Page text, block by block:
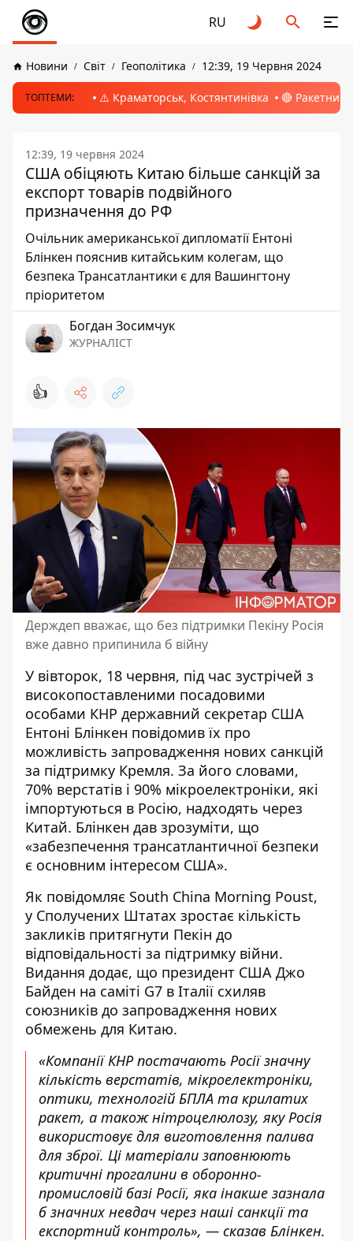
RU
Новини Світ Геополітика 12:39, 19 Червня 2024
ТОПТЕМИ: ⚠️ Краматорськ, Костянтинівка 🔴 Ракетний
12:39, 19 червня 2024
США обіцяють Китаю більше санкцій за
експорт товарів подвійного
призначення до РФ
Очільник американської дипломатії Ентоні
Блінкен пояснив китайським колегам, що
безпека Трансатлантики є для Вашингтону
пріоритетом
Богдан Зосимчук
ЖУРНАЛІСТ
👍
Держдеп вважає, що без підтримки Пекіну Росія
вже давно припинила б війну
У вівторок, 18 червня, під час зустрічей з
високопоставленими посадовими
особами КНР державний секретар США
Ентоні Блінкен повідомив їх про
можливість запровадження нових санкцій
за підтримку Кремля. За його словами,
70% верстатів і 90% мікроелектроніки, які
імпортуються в Росію, надходять через
Китай. Блінкен дав зрозуміти, що
«забезпечення трансатлантичної безпеки
є основним інтересом США».
Як повідомляє South China Morning Poust,
у Сполучених Штатах зростає кількість
закликів притягнути Пекін до
відповідальності за підтримку війни.
Видання додає, що президент США Джо
Байден на саміті G7 в Італії схиляв
союзників до запровадження нових
обмежень для Китаю.
«Компанії КНР постачають Росії значну
кількість верстатів, мікроелектроніки,
оптики, технологій БПЛА та крилатих
ракет, а також нітроцелюлозу, яку Росія
використовує для виготовлення палива
для зброї. Ці матеріали заповнюють
критичні прогалини в оборонно-
промисловій базі Росії, яка інакше зазнала
б значних невдач через наші санкції та
експортний контроль», — сказав Блінкен.